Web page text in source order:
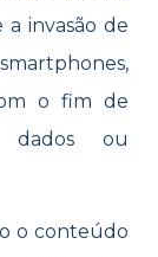
a invasão de
o fim de
dados ou
o conteúdo